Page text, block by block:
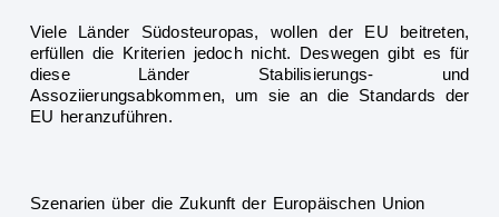
Viele Länder Südosteuropas, wollen der EU beitreten,
erfüllen die Kriterien jedoch nicht. Deswegen gibt es für
diese Länder Stabilisierungs- und
Assoziierungsabkommen, um sie an die Standards der
EU heranzuführen.
Szenarien über die Zukunft der Europäischen Union